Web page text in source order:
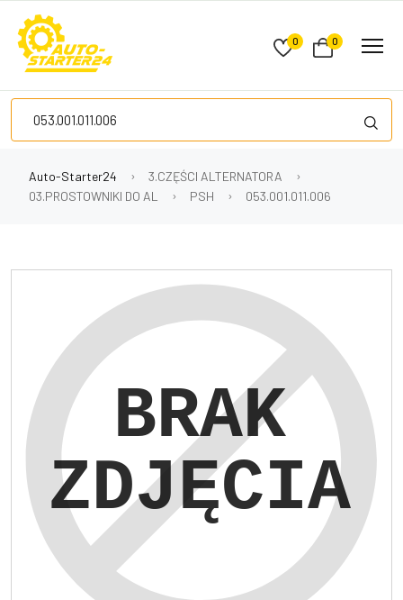
0 0
Auto-Starter24
3.CZĘŚCI ALTERNATORA
03.PROSTOWNIKI DO AL
PSH 053.001.011.006